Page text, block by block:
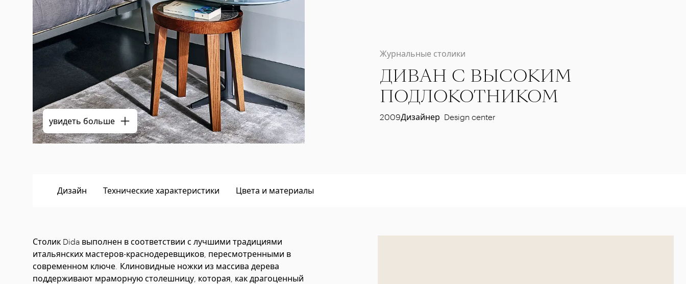
увидеть больше
Журнальные столики
ДИВАН С ВЫСОКИМ
ПОДЛОКОТНИКОМ
2009Дизайнер Design center
Дизайн Технические характеристики Цвета и материалы
Столик Dida выполнен в соответствии с лучшими традициями
итальянских мастеров-краснодеревщиков, пересмотренными в
современном ключе. Клиновидные ножки из массива дерева
поддерживают мраморную столешницу, которая, как драгоценный